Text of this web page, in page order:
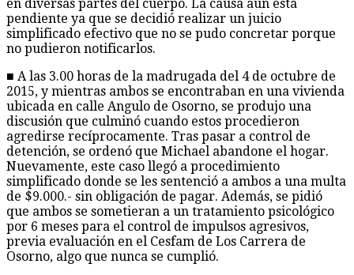
en diversas partes del cuerpo. La causa aún está
pendiente ya que se decidió realizar un juicio
simplificado efectivo que no se pudo concretar porque
no pudieron notificarlos.
■ A las 3.00 horas de la madrugada del 4 de octubre de
2015, y mientras ambos se encontraban en una vivienda
ubicada en calle Angulo de Osorno, se produjo una
discusión que culminó cuando estos procedieron
agredirse recíprocamente. Tras pasar a control de
detención, se ordenó que Michael abandone el hogar.
Nuevamente, este caso llegó a procedimiento
simplificado donde se les sentenció a ambos a una multa
de $9.000.- sin obligación de pagar. Además, se pidió
que ambos se sometieran a un tratamiento psicológico
por 6 meses para el control de impulsos agresivos,
previa evaluación en el Cesfam de Los Carrera de
Osorno, algo que nunca se cumplió.